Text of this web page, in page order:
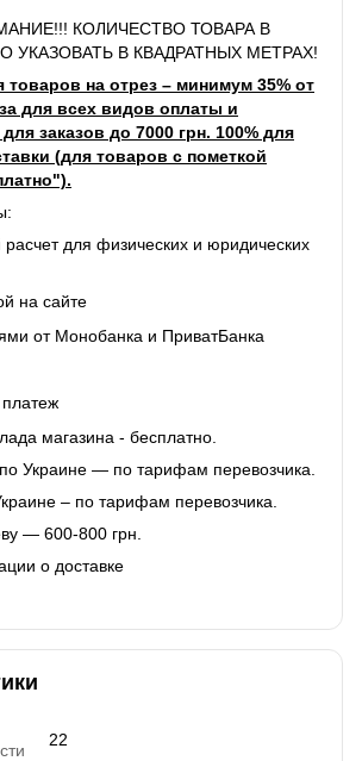
КОЛИЧЕСТВО ТОВАРА В
УКАЗОВАТЬ В КВАДРАТНЫХ МЕТРАХ!
товаров на отрез – минимум 35% от
для всех видов оплаты и
заказов до 7000 грн. 100% для
(для товаров с пометкой
для физических и юридических
на сайте
от Монобанка и ПриватБанка
магазина - бесплатно.
Украине — по тарифам перевозчика.
– по тарифам перевозчика.
— 600-800 грн.
о доставке
22